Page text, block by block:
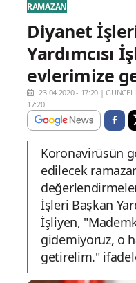
RAMAZAN
Diyanet
Yardımcısı
evlerimize
23.04.2020 - 17:20 |
17:20
Koronavirüsün
edilecek
İşleri Başkan
İşliyen,
gidemiyoruz, o
getirelim."